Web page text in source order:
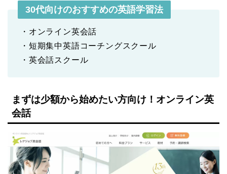
30代向けのおすすめの英語学習法
・オンライン英会話
・短期集中英語コーチングスクール
・英会話スクール
まずは少額から始めたい方向け！オンライン英
会話